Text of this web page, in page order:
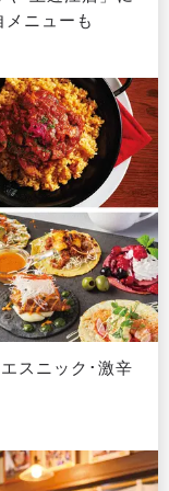
ニューも
スニック･激辛